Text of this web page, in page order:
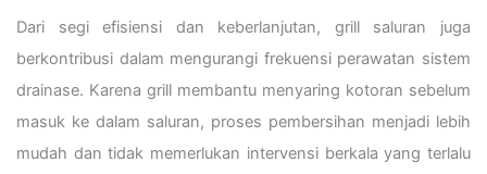
Dari segi efisiensi dan keberlanjutan, grill saluran juga
berkontribusi dalam mengurangi frekuensi perawatan sistem
drainase. Karena grill membantu menyaring kotoran sebelum
masuk ke dalam saluran, proses pembersihan menjadi lebih
mudah dan tidak memerlukan intervensi berkala yang terlalu